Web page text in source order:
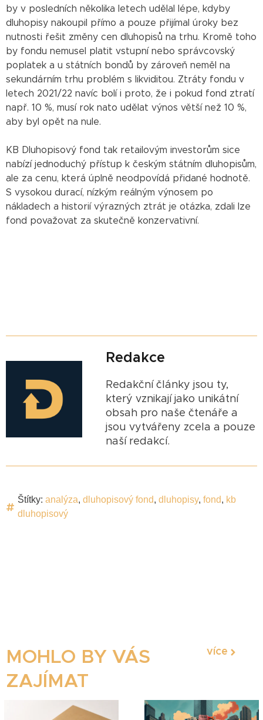
by v posledních několika letech udělal lépe, kdyby
dluhopisy nakoupil přímo a pouze přijímal úroky bez
nutnosti řešit změny cen dluhopisů na trhu. Kromě toho
by fondu nemusel platit vstupní nebo správcovský
poplatek a u státních bondů by zároveň neměl na
sekundárním trhu problém s likviditou. Ztráty fondu v
letech 2021/22 navíc bolí i proto, že i pokud fond ztratí
např. 10 %, musí rok nato udělat výnos větší než 10 %,
aby byl opět na nule.
KB Dluhopisový fond tak retailovým investorům sice
nabízí jednoduchý přístup k českým státním dluhopisům,
ale za cenu, která úplně neodpovídá přidané hodnotě.
S vysokou durací, nízkým reálným výnosem po
nákladech a historií výrazných ztrát je otázka, zdali lze
fond považovat za skutečně konzervativní.
Redakce
Redakční články jsou ty,
který vznikají jako unikátní
obsah pro naše čtenáře a
jsou vytvářeny zcela a pouze
naší redakcí.
Štítky: analýza, dluhopisový fond, dluhopisy, fond, kb
dluhopisový
MOHLO BY VÁS
ZAJÍMAT
více